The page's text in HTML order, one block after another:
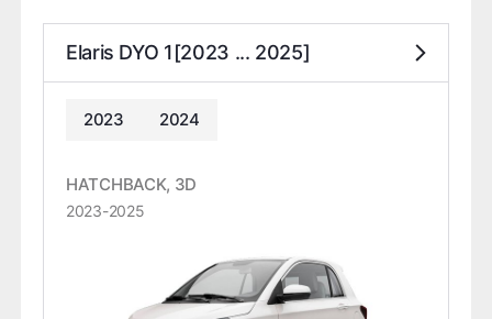
Elaris DYO 1[2023 ... 2025]
2023 2024
HATCHBACK, 3D
2023-2025